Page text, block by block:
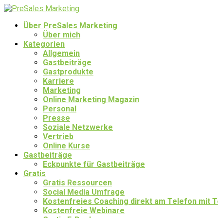
Über PreSales Marketing
Über mich
Kategorien
Allgemein
Gastbeiträge
Gastprodukte
Karriere
Marketing
Online Marketing Magazin
Personal
Presse
Soziale Netzwerke
Vertrieb
Online Kurse
Gastbeiträge
Eckpunkte für Gastbeiträge
Gratis
Gratis Ressourcen
Social Media Umfrage
Kostenfreies Coaching direkt am Telefon mit
Kostenfreie Webinare